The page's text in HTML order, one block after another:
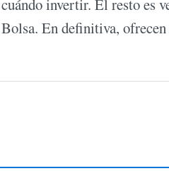
invertir. El resto es
En definitiva,